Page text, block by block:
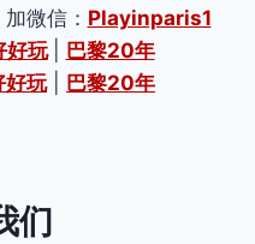
微信： Playinparis1
好玩
巴黎20年
好玩| 巴黎20年
们